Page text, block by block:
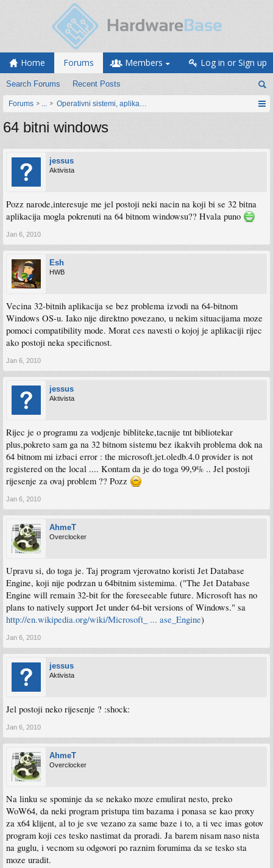
Home Forums
Search Forums Recent Posts
Members Log in or Sign up
Forums ... Operativni sistemi, aplikacije i programiranje
64 bitni windows
jessus
Aktivista
Pozz narode,interesuje me jel postoji neki nacin na koji bi se 32 bitna
aplikacija mogla pokrenuti na 64 bitnom windowsu?? Hvala puno
Jan 6, 2010
Esh
HWB
Vecina 32-bitnih aplikacija se bez problema izvodi na 64-bitnom
Windows OS-u. Iako nije direktno povezano, u nekim situacijama moze
pomoci compatibility mode. Morat ces navesti o kojoj je aplikaciji rijec
ako postoji neka specificnost.
Jan 6, 2010
jessus
Aktivista
Rijec je o programu za vodjenje bibliteke,tacnije tnt bibliotekar
plus,pokreto sam ga na 32 bitnom sistemu bez ikakvih problema dok na
64 bitnom mi izbaci error : the microsoft.jet.oledb.4.0 provider is not
registered on the local .... Kontam da je do toga 99,9% .. Jel postoji
rijesenje za ovaj problem ?? Pozz
Jan 6, 2010
AhmeT
Overclocker
Upravu si, do toga je. Taj program vjerovatno koristi Jet Database
Engine, koji nije podrzan u 64bitnim sistemima. ("The Jet Database
Engine will remain 32-bit for the foreseeable future. Microsoft has no
plans to natively support Jet under 64-bit versions of Windows." sa
http://en.wikipedia.org/wiki/Microsoft_ ... ase_Engine)
Jan 6, 2010
jessus
Aktivista
Jel postoji neko rijesenje ? :shock:
Jan 6, 2010
AhmeT
Overclocker
Na linku se spominje da se nekako moze emulirat nesto, preko
WoW64, da neki program pristupa tim bazama i ponasa se kao proxy
za x64 klijent, al to je sve vezano za same baze i to, a ti vec imas gotov
program koji ces tesko nastimat da proradi. Ja barem nisam naso nista
na guglu, i vecnom su odgovori po raznim forumima da se tesko sta
moze uradit.